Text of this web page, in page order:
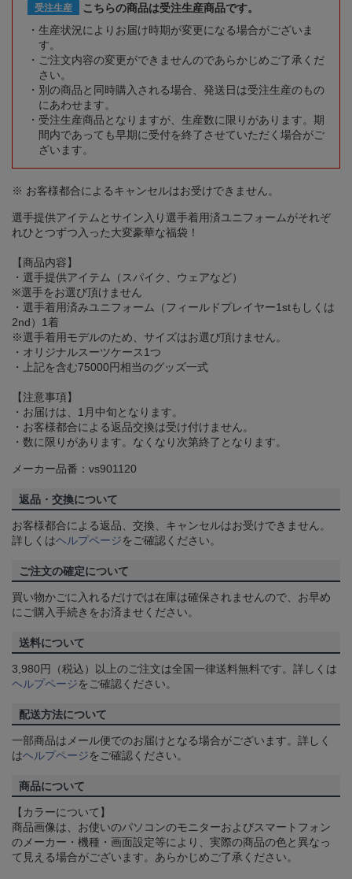
受注生産
こちらの商品は受注生産商品です。
生産状況によりお届け時期が変更になる場合がございま
す。
ご注文内容の変更ができませんのであらかじめご了承くだ
さい。
別の商品と同時購入される場合、発送日は受注生産のもの
にあわせます。
受注生産商品となりますが、生産数に限りがあります。期
間内であっても早期に受付を終了させていただく場合がご
ざいます。
※ お客様都合によるキャンセルはお受けできません。
選手提供アイテムとサイン入り選手着用済ユニフォームがそれぞ
れひとつずつ入った大変豪華な福袋！
【商品内容】
・選手提供アイテム（スパイク、ウェアなど）
※選手をお選び頂けません
・選手着用済みユニフォーム（フィールドプレイヤー1stもしくは
2nd）1着
※選手着用モデルのため、サイズはお選び頂けません。
・オリジナルスーツケース1つ
・上記を含む75000円相当のグッズ一式
【注意事項】
・お届けは、1月中旬となります。
・お客様都合による返品交換は受け付けません。
・数に限りがあります。なくなり次第終了となります。
メーカー品番：vs901120
返品・交換について
お客様都合による返品、交換、キャンセルはお受けできません。
詳しくはヘルプページをご確認ください。
ご注文の確定について
買い物かごに入れるだけでは在庫は確保されませんので、お早め
にご購入手続きをお済ませください。
送料について
3,980円（税込）以上のご注文は全国一律送料無料です。詳しくは
ヘルプページをご確認ください。
配送方法について
一部商品はメール便でのお届けとなる場合がございます。詳しく
はヘルプページをご確認ください。
商品について
【カラーについて】
商品画像は、お使いのパソコンのモニターおよびスマートフォン
のメーカー・機種・画面設定等により、実際の商品の色と異なっ
て見える場合がございます。あらかじめご了承ください。